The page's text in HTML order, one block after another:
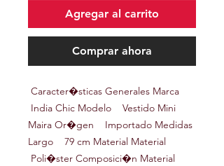
Agregar al carrito
Comprar ahora
Caracter�sticas Generales Marca
India Chic Modelo Vestido Mini
Maira Or�gen Importado Medidas
Largo 79 cm Material Material
Poli�ster Composici�n Material